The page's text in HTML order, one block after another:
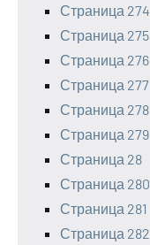
Страница 274
Страница 275
Страница 276
Страница 277
Страница 278
Страница 279
Страница 28
Страница 280
Страница 281
Страница 282